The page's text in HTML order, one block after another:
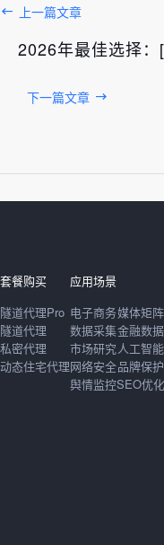
上一篇文章
2026年最佳选择
下一篇文章
套餐购买
隧道代理Pro
隧道代理
私密代理
动态住宅代理
应用场景
电子商务
数据采集
市场研究
网络安全
舆情监控
媒体矩阵
金融数据
人工智能
品牌保护
SEO优化